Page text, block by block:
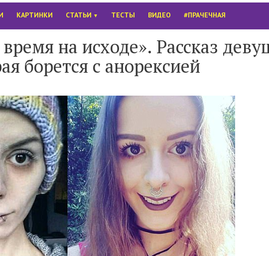
КАРТИНКИ СТАТЬИ ▼ ТЕСТЫ ВИДЕО #ПРАЧЕЧНАЯ
на исходе». Рассказ
борется с анорексией